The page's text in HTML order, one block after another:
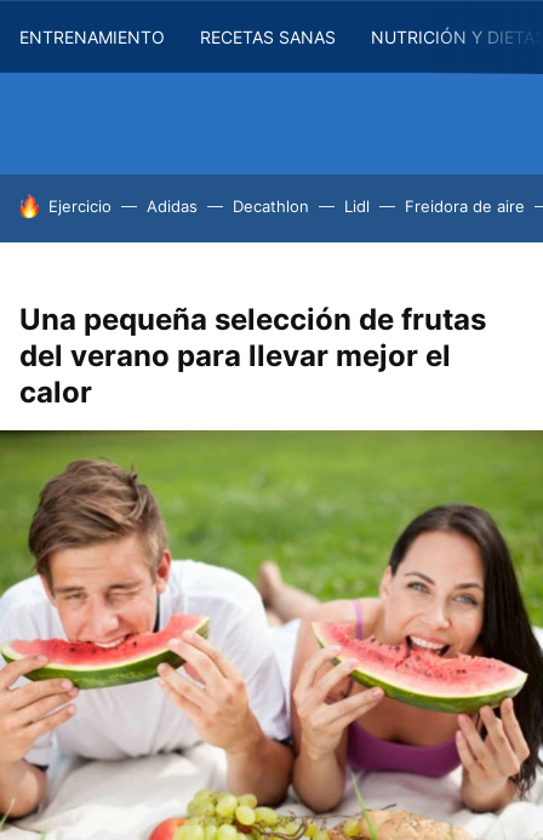
ENTRENAMIENTO RECETAS SANAS NUTRICIÓN Y
HOY SE HABLA DE
Ejercicio Adidas Decathlon Lidl Freidora de aire
Una pequeña selección de frutas
del verano para llevar mejor el
calor